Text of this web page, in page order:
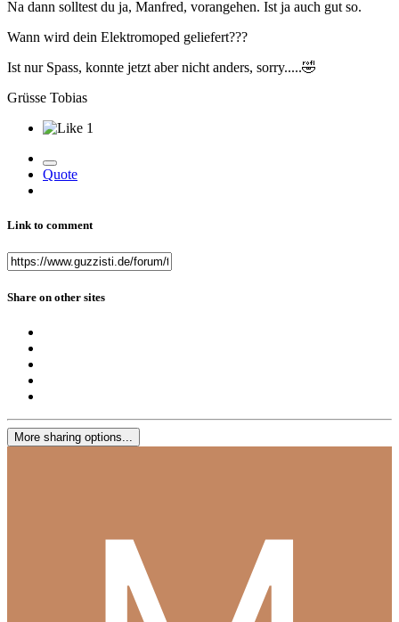
Na dann solltest du ja, Manfred, vorangehen. Ist ja auch gut so.
Wann wird dein Elektromoped geliefert???
Ist nur Spass, konnte jetzt aber nicht anders, sorry.....🤣
Grüsse Tobias
1
Quote
Link to comment
Share on other sites
More sharing options...